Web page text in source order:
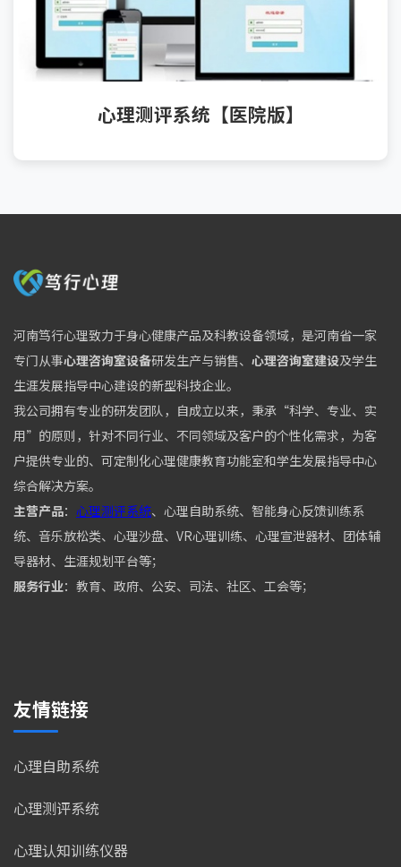
心理测评系统【医院版】
河南笃行心理致力于身心健康产品及科教设备领域，是河南省一家
专门从事心理咨询室设备研发生产与销售、 心理咨询室建设及学生
生涯发展指导中心建设的新型科技企业。
我公司拥有专业的研发团队，自成立以来，秉承“科学、专业、实
用”的原则，针对不同行业、不同领域及客户的个性化需求，为客
户提供专业的、可定制化心理健康教育功能室和学生发展指导中心
综合解决方案。
主营产品： 心理测评系统、心理自助系统、智能身心反馈训练系
统、音乐放松类、心理沙盘、VR心理训练、心理宣泄器材、团体辅
导器材、生涯规划平台等；
服务行业：教育、政府、公安、司法、社区、工会等；
友情链接
心理自助系统
心理测评系统
心理认知训练仪器